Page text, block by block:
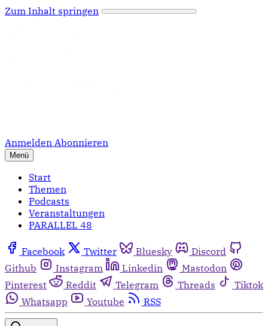
Zum Inhalt springen
Anmelden Abonnieren
Menü
Start
Themen
Podcasts
Veranstaltungen
PARALLEL 48
Facebook Twitter Bluesky
Discord
Github
Instagram Linkedin
Mastodon
Pinterest
Reddit Telegram Threads
Tiktok
Whatsapp
Youtube RSS